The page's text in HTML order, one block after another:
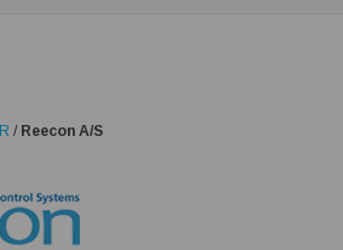
/ Reecon A/S